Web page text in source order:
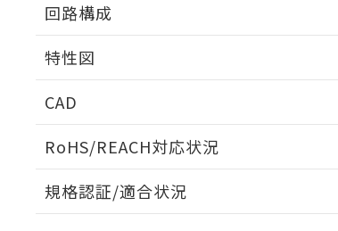
回路構成
特性図
電気的:
CAD
RoHS/REACH対応状況
EU RoHS 注意事項・凡例
規格認証/適合状況